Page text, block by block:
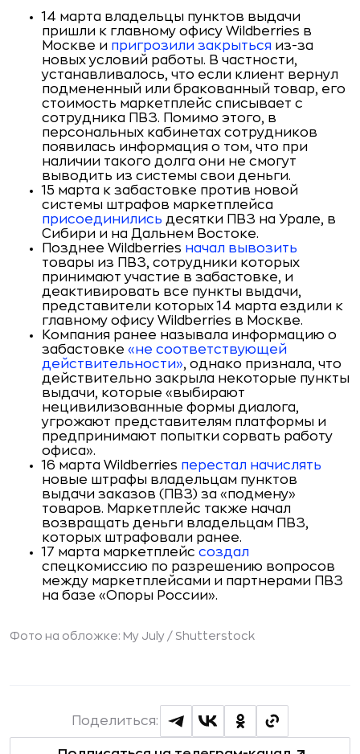
14 марта владельцы пунктов выдачи
пришли к главному офису Wildberries в
Москве и пригрозили закрыться из-за
новых условий работы. В частности,
устанавливалось, что если клиент вернул
подмененный или бракованный товар, его
стоимость маркетплейс списывает с
сотрудника ПВЗ. Помимо этого, в
персональных кабинетах сотрудников
появилась информация о том, что при
наличии такого долга они не смогут
выводить из системы свои деньги.
15 марта к забастовке против новой
системы штрафов маркетплейса
присоединились десятки ПВЗ на Урале, в
Сибири и на Дальнем Востоке.
Позднее Wildberries начал вывозить
товары из ПВЗ, сотрудники которых
принимают участие в забастовке, и
деактивировать все пункты выдачи,
представители которых 14 марта ездили к
главному офису Wildberries в Москве.
Компания ранее называла информацию о
забастовке «не соответствующей
действительности», однако признала, что
действительно закрыла некоторые пункты
выдачи, которые «выбирают
нецивилизованные формы диалога,
угрожают представителям платформы и
предпринимают попытки сорвать работу
офиса».
16 марта Wildberries перестал начислять
новые штрафы владельцам пунктов
выдачи заказов (ПВЗ) за «подмену»
товаров. Маркетплейс также начал
возвращать деньги владельцам ПВЗ,
которых штрафовали ранее.
17 марта маркетплейс создал
спецкомиссию по разрешению вопросов
между маркетплейсами и партнерами ПВЗ
на базе «Опоры России».
Фото на обложке: My July / Shutterstock
Поделиться: